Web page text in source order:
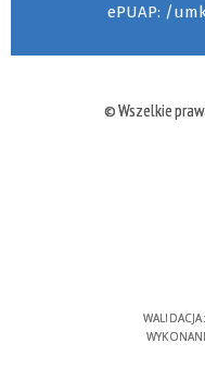
ePUAP: /
© Wszelkie
WALIDACJA: